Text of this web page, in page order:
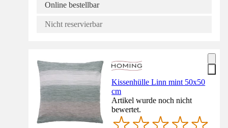
Online bestellbar
Nicht reservierbar
Kissenhülle Linn mint 50x50
cm
Artikel wurde noch nicht
bewertet.